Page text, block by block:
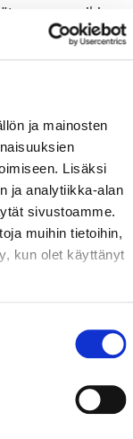
ja mainosten
Lisäksi
ja analytiikka-alan
sivustoamme.
muihin tietoihin,
kun olet käyttänyt
suunnan mihin
päätymään sillä
tärkeässä